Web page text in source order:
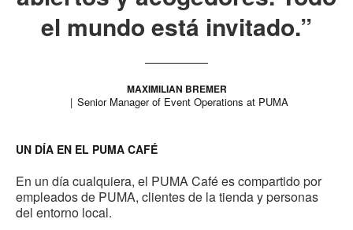
el mundo está invitado.”
MAXIMILIAN BREMER
Senior Manager of Event Operations at PUMA
UN DÍA EN EL PUMA CAFÉ
En un día cualquiera, el PUMA Café es compartido por
empleados de PUMA, clientes de la tienda y personas
del entorno local.